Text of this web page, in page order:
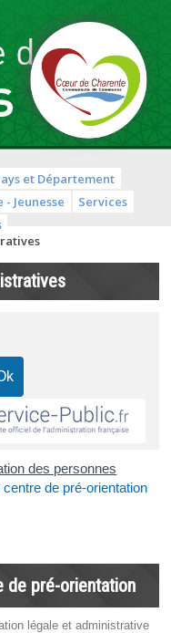
et Département
- Jeunesse
Services
des personnes
de pré-orientation
de pré-orientation
légale et administrative